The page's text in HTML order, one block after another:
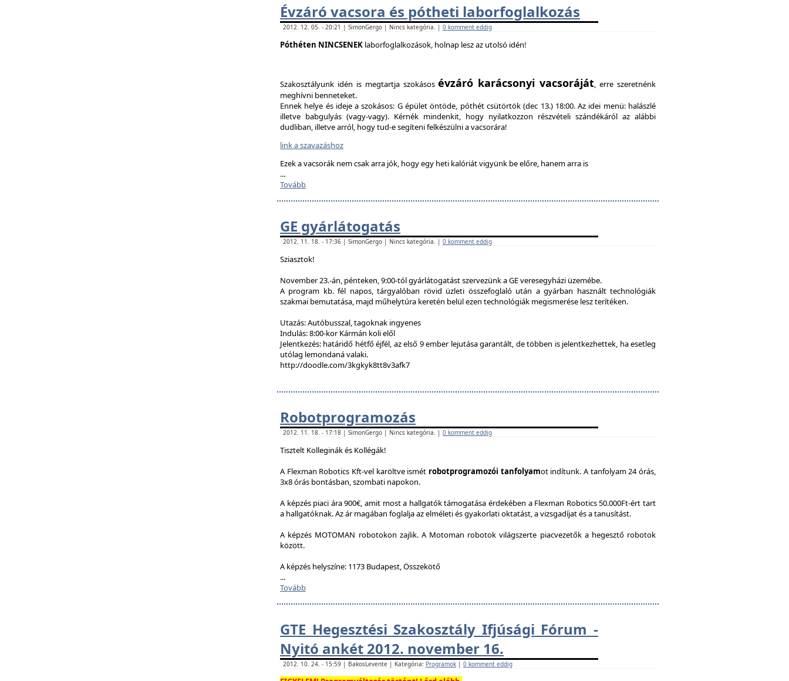
Évzáró vacsora és pótheti laborfoglalkozás
2012. 12. 05. - 20:21 | SimonGergo | Nincs kategória. | 0 komment eddig
Póthéten NINCSENEK laborfoglalkozások, holnap lesz az utolsó idén!
Szakosztályunk idén is megtartja szokásosévzáró karácsonyi vacsoráját, erre szeretnénk
meghívni benneteket.
Ennek helye és ideje a szokásos: G épület öntöde, póthét csütörtök (dec 13.) 18:00. Az idei menü: halászlé
illetve babgulyás (vagy-vagy). Kérnék mindenkit, hogy nyilatkozzon részvételi szándékáról az alábbi
dudliban, illetve arról, hogy tud-e segíteni felkészülni a vacsorára!
link a szavazáshoz
Ezek a vacsorák nem csak arra jók, hogy egy heti kalóriát vigyünk be előre, hanem arra is
...
Tovább
GE gyárlátogatás
2012. 11. 18. - 17:36 | SimonGergo | Nincs kategória. | 0 komment eddig
Sziasztok!
November 23.-án, pénteken, 9:00-tól gyárlátogatást szervezünk a GE veresegyházi üzemébe.
A program kb. fél napos, tárgyalóban rövid üzleti összefoglaló után a gyárban használt technológiák
szakmai bemutatása, majd műhelytúra keretén belül ezen technológiák megismerése lesz terítéken.
Utazás: Autóbusszal, tagoknak ingyenes
Indulás: 8:00-kor Kármán koli elől
Jelentkezés: határidő hétfő éjfél, az első 9 ember lejutása garantált, de többen is jelentkezhettek, ha esetleg
utólag lemondaná valaki.
http://doodle.com/3kgkyk8tt8v3afk7
Robotprogramozás
2012. 11. 18. - 17:18 | SimonGergo | Nincs kategória. | 0 komment eddig
Tisztelt Kolleginák és Kollégák!
A Flexman Robotics Kft-vel karöltve ismét robotprogramozói tanfolyamot indítunk. A tanfolyam 24 órás,
3x8 órás bontásban, szombati napokon.
A képzés piaci ára 900€, amit most a hallgatók támogatása érdekében a Flexman Robotics 50.000Ft-ért tart
a hallgatóknak. Az ár magában foglalja az elméleti és gyakorlati oktatást, a vizsgadíjat és a tanusítást.
A képzés MOTOMAN robotokon zajlik. A Motoman robotok világszerte piacvezetők a hegesztő robotok
között.
A képzés helyszíne: 1173 Budapest, Összekötő
...
Tovább
GTE Hegesztési Szakosztály Ifjúsági Fórum -
Nyitó ankét 2012. november 16.
2012. 10. 24. - 15:59 | BakosLevente | Kategória: Programok | 0 komment eddig